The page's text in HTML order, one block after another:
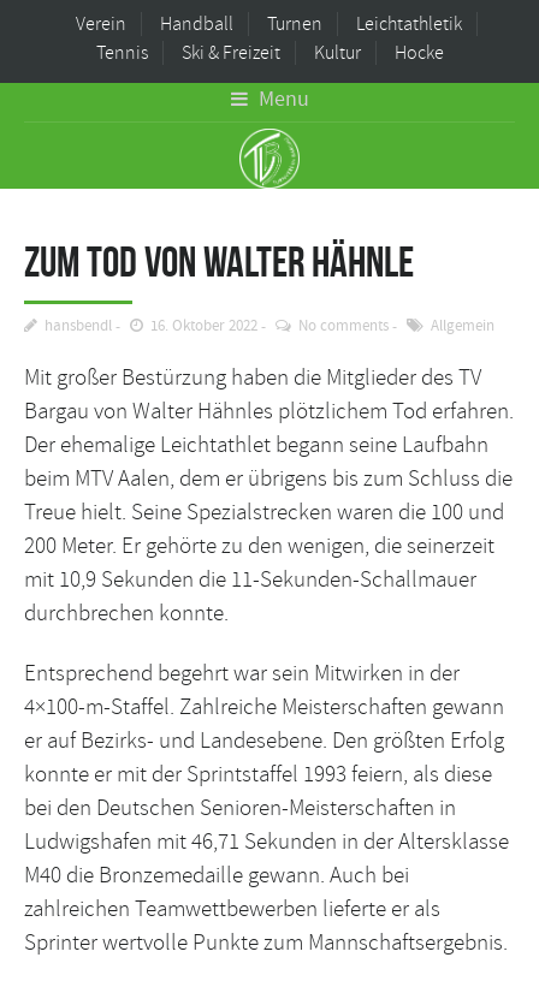
Verein Handball Turnen
Leichtathletik
Tennis
Ski & Freizeit Kultur Hocke
Menu
Zum Tod von Walter Hähnle
hansbendl 16. Oktober 2022 No comments Allgemein
Mit großer Bestürzung haben die Mitglieder des TV
Bargau von Walter Hähnles plötzlichem Tod erfahren.
Der ehemalige Leichtathlet begann seine Laufbahn
beim MTV Aalen, dem er übrigens bis zum Schluss die
Treue hielt. Seine Spezialstrecken waren die 100 und
200 Meter. Er gehörte zu den wenigen, die seinerzeit
mit 10,9 Sekunden die 11-Sekunden-Schallmauer
durchbrechen konnte.
Entsprechend begehrt war sein Mitwirken in der
4×100-m-Staffel. Zahlreiche Meisterschaften gewann
er auf Bezirks- und Landesebene. Den größten Erfolg
konnte er mit der Sprintstaffel 1993 feiern, als diese
bei den Deutschen Senioren-Meisterschaften in
Ludwigshafen mit 46,71 Sekunden in der Altersklasse
M40 die Bronzemedaille gewann. Auch bei
zahlreichen Teamwettbewerben lieferte er als
Sprinter wertvolle Punkte zum Mannschaftsergebnis.